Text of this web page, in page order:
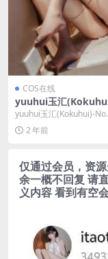
COS在线
yuuhui玉汇
01-猫猫头黑裙子
yuuhui玉汇(Kokuhui)-
头黑裙子 [10P]，yu...
2 年前
仅通过会员，资
余一概不回复 请
义内容 看到有空